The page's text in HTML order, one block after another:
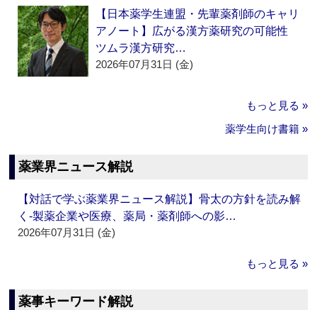
【日本薬学生連盟・先輩薬剤師のキャリ
アノート】広がる漢方薬研究の可能性
ツムラ漢方研究…
2026年07月31日 (金)
もっと見る »
薬学生向け書籍 »
薬業界ニュース解説
【対話で学ぶ薬業界ニュース解説】骨太の方針を読み解
く‐製薬企業や医療、薬局・薬剤師への影…
2026年07月31日 (金)
もっと見る »
薬事キーワード解説